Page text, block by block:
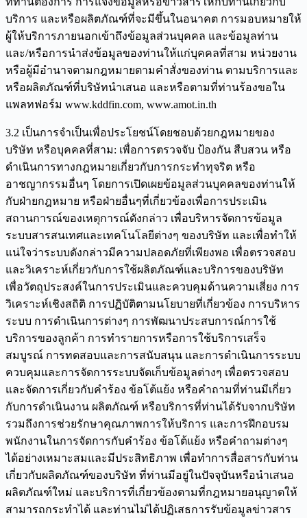
บริการ และหรือผลิตภัณฑ์ที่จะมีขึ้นในอนาคต การมอบหมายให้
ผู้ให้บริการภายนอกเข้าถึงข้อมูลส่วนบุคคล และข้อมูลท่าน
และ/หรือการนำส่งข้อมูลของท่านให้แก่บุคคลที่สาม หน่วยงาน
หรือผู้มีอำนาจตามกฎหมายตามคำสั่งของท่าน ตามบริการและ
หรือผลิตภัณฑ์ที่บริษัทนำเสนอ และหรือตามที่ท่านร้องขอใน
แพลทฟอร์ม www.kddfin.com, www.amot.in.th
3.2 เป็นการจำเป็นเพื่อประโยชน์โดยชอบด้วยกฎหมายของ
บริษัท หรือบุคคลที่สาม: เพื่อการตรวจจับ ป้องกัน สืบสวน หรือ
ดำเนินการทางกฎหมายเกี่ยวกับการกระทำทุจริต หรือ
อาชญากรรมอื่นๆ โดยการเปิดเผยข้อมูลส่วนบุคคลของท่านให้
กับฝ่ายกฎหมาย หรือฝ่ายอื่นๆที่เกี่ยวข้องเพื่อการประเมิน
สถานการณ์ของเหตุการณ์ดังกล่าว เพื่อบริหารจัดการข้อมูล
ระบบสารสนเทศและเทคโนโลยีต่างๆ ของบริษัท และเพื่อทำให้
แน่ใจว่าระบบดังกล่าวมีความปลอดภัยที่เพียงพอ เพื่อตรวจสอบ
และวิเคราะห์เกี่ยวกับการใช้ผลิตภัณฑ์และบริการของบริษัท
เพื่อวัตถุประสงค์ในการประเมินและควบคุมด้านความเสี่ยง การ
วิเคราะห์เชิงสถิติ การปฏิบัติตามนโยบายที่เกี่ยวข้อง การบริหาร
ระบบ การดำเนินการต่างๆ การพัฒนาประสบการณ์การใช้
บริการของลูกค้า การทำรายการหรือการใช้บริการเสร็จ
สมบูรณ์ การทดสอบและการสนับสนุน และการดำเนินการระบบ
ควบคุมและการจัดการระบบจัดเก็บข้อมูลต่างๆ เพื่อตรวจสอบ
และจัดการเกี่ยวกับคำร้อง ข้อโต้แย้ง หรือคำถามที่ท่านมีเกี่ยว
กับการดำเนินงาน ผลิตภัณฑ์ หรือบริการที่ท่านได้รับจากบริษัท
รวมถึงการช่วยรักษาคุณภาพการให้บริการ และการฝึกอบรม
พนักงานในการจัดการกับคำร้อง ข้อโต้แย้ง หรือคำถามต่างๆ
ได้อย่างเหมาะสมและมีประสิทธิภาพ เพื่อทำการสื่อสารกับท่าน
เกี่ยวกับผลิตภัณฑ์ของบริษัท ที่ท่านมีอยู่ในปัจจุบันหรือนำเสนอ
ผลิตภัณฑ์ใหม่ และบริการที่เกี่ยวข้องตามที่กฎหมายอนุญาตให้
สามารถกระทำได้ และท่านไม่ได้ปฏิเสธการรับข้อมูลข่าวสาร